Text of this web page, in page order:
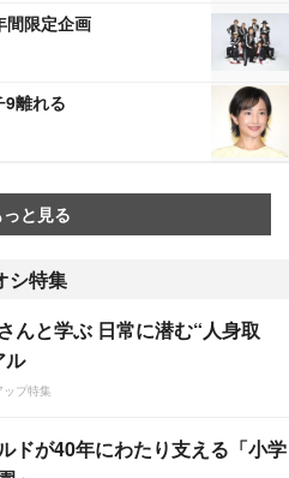
間限定企画
9離れる
っと見る
シ特集
んと学ぶ 日常に潜む“人身取
ル
プ特集
ドが40年にわたり支える「小学